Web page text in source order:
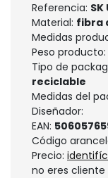
Referencia: SK
Material: fibra
Medidas
Peso producto:
Tipo de
reciclable
Medidas del
Diseñador:
EAN:
Código
Precio:
no eres cliente